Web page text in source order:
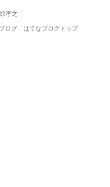
孝之
ログ
はてなブログトップ